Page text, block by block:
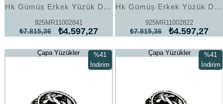
Hk Gümüş Erkek Yüzük Deniz Çapası Oval |Gümüş Takı Hediyelik Ürünler
925MR11002841
₺4.597,27
₺7.815,36
Hk Gümüş Erkek Yüzük Deniz Çapası Oval |Gümüş Takı Hediyelik Ürünler
925MR11002822
₺4.597,27
₺7.815,36
Çapa Yüzükler
%41
İndirim
Çapa Yüzükler
%41
İndirim